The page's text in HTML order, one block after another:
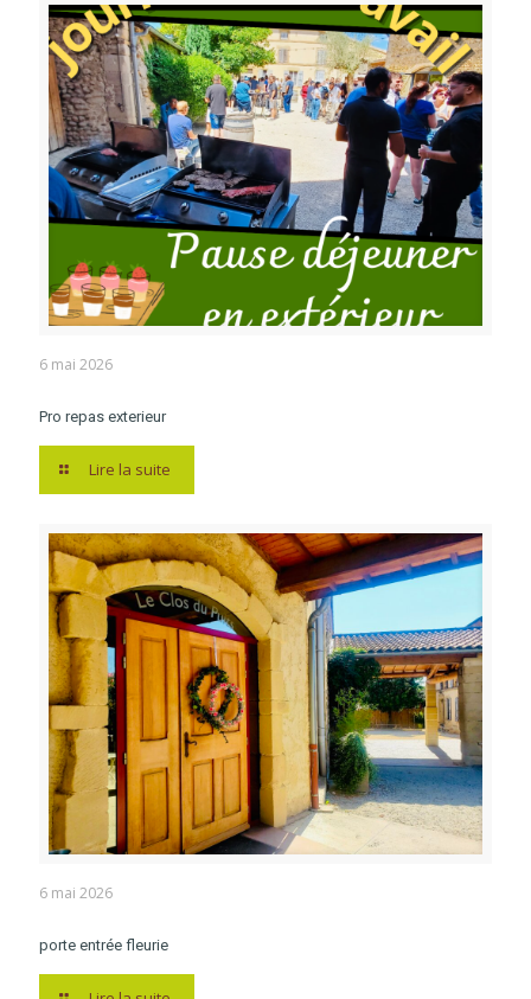
6 mai 2026
Pro repas exterieur
Lire la suite
6 mai 2026
porte entrée fleurie